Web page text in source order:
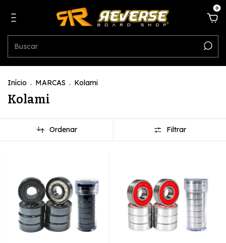
0
Início . MARCAS . Kolami
Kolami
Ordenar Filtrar